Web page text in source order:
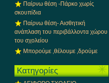
Παίρνω θέση -Πάρκο χωρίς
σκουπίδια
Παίρνω θέση- Αισθητική
ανάπλαση του περιβάλλοντα χώρου
του σχολείου
Μπορούμε ,θέλουμε ,δρούμε
Kατηγορίες